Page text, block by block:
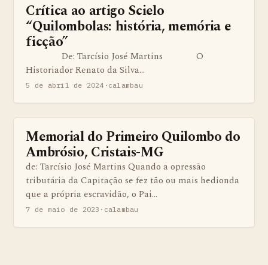
BENS QUILOMBOLAS MATERIAS E IMATERIAIS
Crítica ao artigo Scielo
“Quilombolas: história, memória e
ficção”
De: Tarcísio José Martins O
Historiador Renato da Silva…
5 de abril de 2024 · calambau
BENS QUILOMBOLAS MATERIAS E IMATERIAIS
Memorial do Primeiro Quilombo do
Ambrósio, Cristais-MG
de: Tarcísio José Martins Quando a opressão
tributária da Capitação se fez tão ou mais hedionda
que a própria escravidão, o Pai…
7 de maio de 2023 · calambau